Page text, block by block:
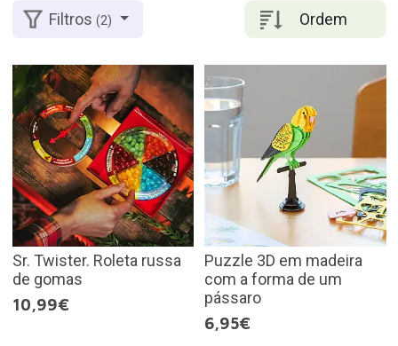
Ordem
Filtros(2)
Sr. Twister. Roleta russa
de gomas
10,99€
Puzzle 3D em madeira
com a forma de um
pássaro
6,95€